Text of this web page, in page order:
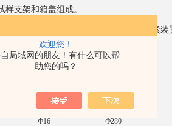
欢迎您！
局域网的朋友！有什么可以帮
助您的吗？
样支架和箱盖组成。
具的拆装更方便自如；楔型配合螺纹夹紧
拆卸方便的特点。
，通过串口与控制柜相连。
封夹具
规格 单位 规格
Ф16 Ф280